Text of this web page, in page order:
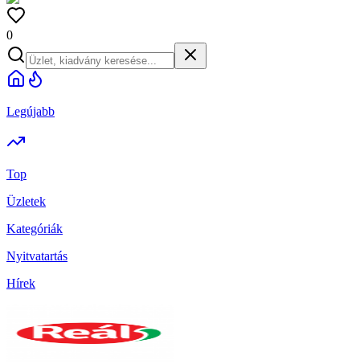
0
Legújabb
Top
Üzletek
Kategóriák
Nyitvatartás
Hírek